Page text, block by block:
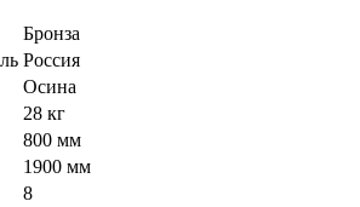
Бронза
Россия
Осина
28 кг
800 мм
1900 мм
8